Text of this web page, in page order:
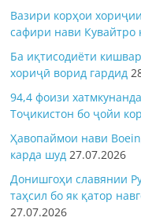
Вазири корҳои
сафири нави Кувайтро
Ба иқтисодиёти
хориҷӣ ворид гардид
94,4 фоизи
Тоҷикистон бо ҷойи
Ҳавопаймои нави
карда шуд 27.07.2026
Донишгоҳи славянии
таҳсил бо як қатор
27.07.2026